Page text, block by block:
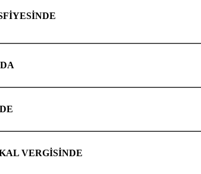
VERGİSİNDE